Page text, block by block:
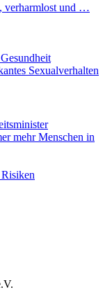
verharmlost und …
Sexualverhalten
mehr Menschen in